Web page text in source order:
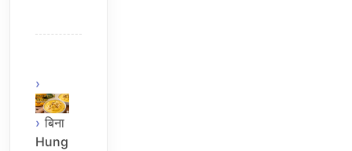
बिना
Hung